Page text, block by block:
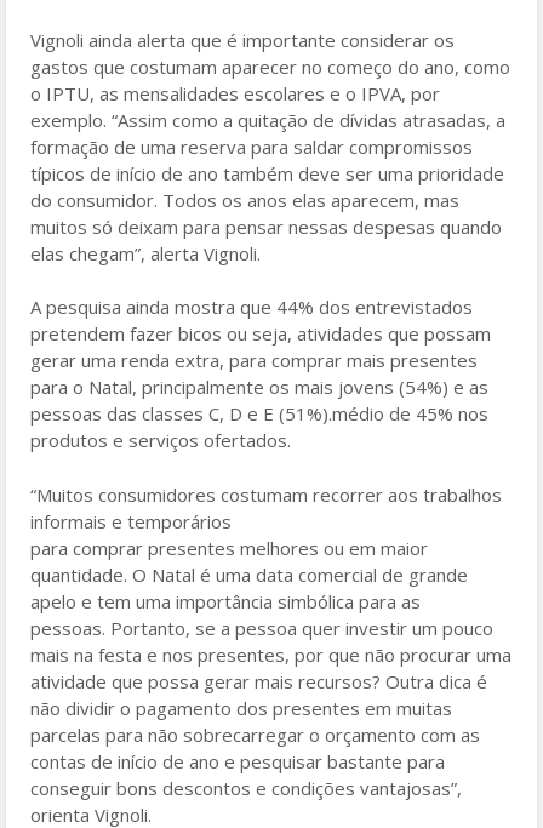
Vignoli ainda alerta que é importante considerar os
gastos que costumam aparecer no começo do ano, como
o IPTU, as mensalidades escolares e o IPVA, por
exemplo. “Assim como a quitação de dívidas atrasadas, a
formação de uma reserva para saldar compromissos
típicos de início de ano também deve ser uma prioridade
do consumidor. Todos os anos elas aparecem, mas
muitos só deixam para pensar nessas despesas quando
elas chegam”, alerta Vignoli.
A pesquisa ainda mostra que 44% dos entrevistados
pretendem fazer bicos ou seja, atividades que possam
gerar uma renda extra, para comprar mais presentes
para o Natal, principalmente os mais jovens (54%) e as
pessoas das classes C, D e E (51%).médio de 45% nos
produtos e serviços ofertados.
“Muitos consumidores costumam recorrer aos trabalhos
informais e temporários
para comprar presentes melhores ou em maior
quantidade. O Natal é uma data comercial de grande
apelo e tem uma importância simbólica para as
pessoas. Portanto, se a pessoa quer investir um pouco
mais na festa e nos presentes, por que não procurar uma
atividade que possa gerar mais recursos? Outra dica é
não dividir o pagamento dos presentes em muitas
parcelas para não sobrecarregar o orçamento com as
contas de início de ano e pesquisar bastante para
conseguir bons descontos e condições vantajosas”,
orienta Vignoli.